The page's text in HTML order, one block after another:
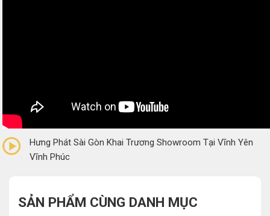
(0 Reviews)
Hưng Phát Sài Gòn Khai Trương Showroom Tại Vĩnh Yên
Vĩnh Phúc
SẢN PHẨM CÙNG DANH MỤC